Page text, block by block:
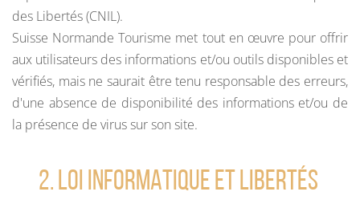
des Libertés (CNIL).
Suisse Normande Tourisme met tout en œuvre pour offrir
aux utilisateurs des informations et/ou outils disponibles et
vérifiés, mais ne saurait être tenu responsable des erreurs,
d'une absence de disponibilité des informations et/ou de
la présence de virus sur son site.
2. LOI INFORMATIQUE ET LIBERTÉS